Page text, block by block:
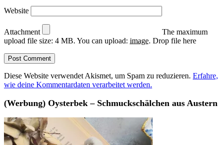
Website
Attachment
The maximum
upload file size: 4 MB. You can upload: image. Drop file here
Diese Website verwendet Akismet, um Spam zu reduzieren. Erfahre,
wie deine Kommentardaten verarbeitet werden.
(Werbung) Oysterbek – Schmuckschälchen aus Austern